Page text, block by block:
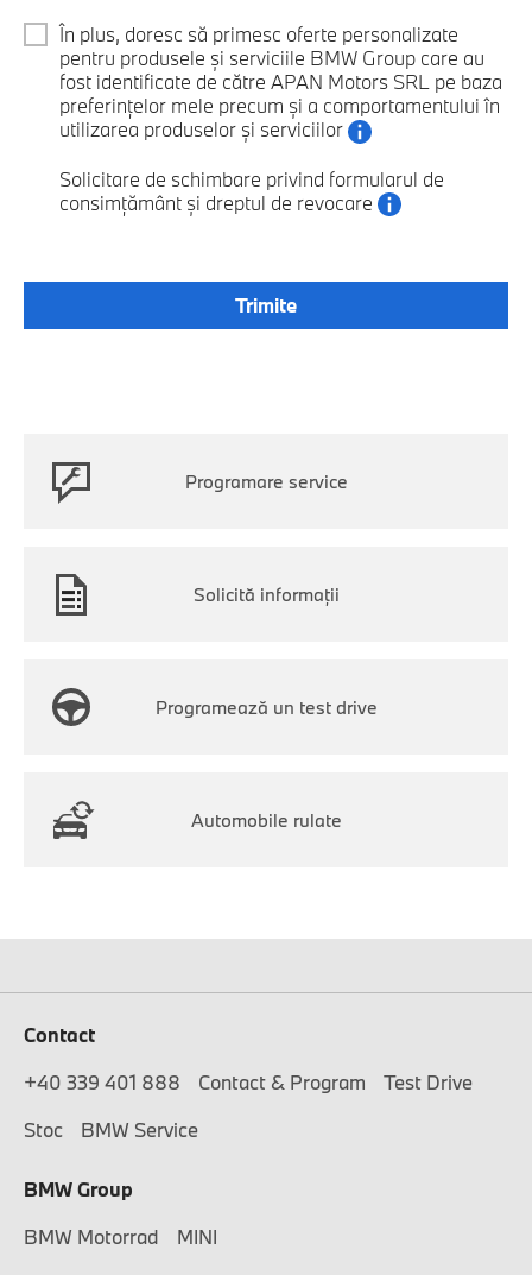
În plus, doresc să primesc oferte personalizate
pentru produsele și serviciile BMW Group care au
fost identificate de către APAN Motors SRL pe baza
preferințelor mele precum și a comportamentului în
utilizarea produselor și serviciilor
Solicitare de schimbare privind formularul de
consimțământ și dreptul de revocare
Programare service
Solicită informații
Programează un test drive
Automobile rulate
Contact
+40 339 401 888
Contact & Program
Test Drive
Stoc
BMW Service
BMW Group
BMW Motorrad
MINI